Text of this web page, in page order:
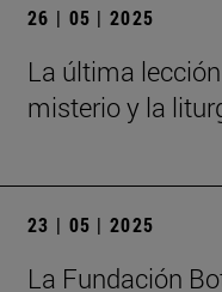
26 | 05 | 2025
La última
misterio y la
23 | 05 | 2025
La Fundación